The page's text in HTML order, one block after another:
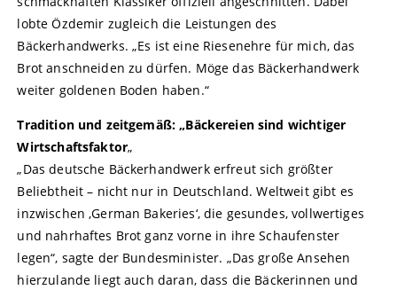
lobte Özdemir zugleich die Leistungen des
Bäckerhandwerks. „Es ist eine Riesenehre für mich, das
Brot anschneiden zu dürfen. Möge das Bäckerhandwerk
weiter goldenen Boden haben.“
Tradition und zeitgemäß: „Bäckereien sind wichtiger
Wirtschaftsfaktor„
„Das deutsche Bäckerhandwerk erfreut sich größter
Beliebtheit – nicht nur in Deutschland. Weltweit gibt es
inzwischen ‚German Bakeries‘, die gesundes, vollwertiges
und nahrhaftes Brot ganz vorne in ihre Schaufenster
legen“, sagte der Bundesminister. „Das große Ansehen
hierzulande liegt auch daran, dass die Bäckerinnen und